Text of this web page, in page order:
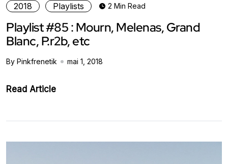
2018 Playlists 2 Min Read
Playlist #85 : Mourn, Melenas, Grand
Blanc, P.r2b, etc
By Pinkfrenetik mai 1, 2018
Read Article